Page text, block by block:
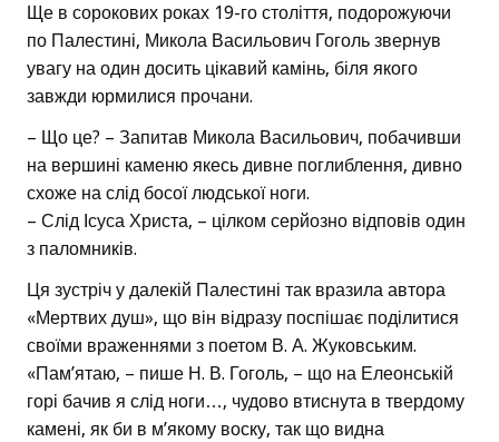
Ще в сорокових роках 19-го століття, подорожуючи
по Палестині, Микола Васильович Гоголь звернув
увагу на один досить цікавий камінь, біля якого
завжди юрмилися прочани.
– Що це? – Запитав Микола Васильович, побачивши
на вершині каменю якесь дивне поглиблення, дивно
схоже на слід босої людської ноги.
– Слід Ісуса Христа, – цілком серйозно відповів один
з паломників.
Ця зустріч у далекій Палестині так вразила автора
«Мертвих душ», що він відразу поспішає поділитися
своїми враженнями з поетом В. А. Жуковським.
«Пам’ятаю, – пише Н. В. Гоголь, – що на Елеонській
горі бачив я слід ноги…, чудово втиснута в твердому
камені, як би в м’якому воску, так що видна